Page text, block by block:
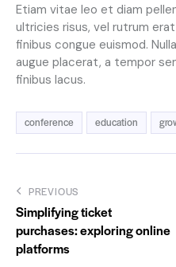
Etiam vitae leo et diam
ultricies risus, vel rutrum
finibus congue euismod.
augue placerat, a tempor
finibus lacus.
conference education
PREVIOUS
Simplifying ticket
purchases: exploring online
platforms